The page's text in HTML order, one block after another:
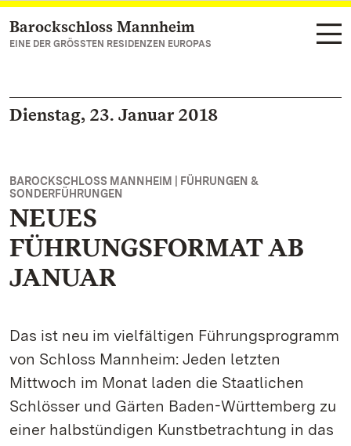
Zum Hauptinhalt springen
Barockschloss Mannheim
EINE DER GRÖSSTEN RESIDENZEN EUROPAS
Dienstag, 23. Januar 2018
BAROCKSCHLOSS MANNHEIM | FÜHRUNGEN &
SONDERFÜHRUNGEN
NEUES
FÜHRUNGSFORMAT AB
JANUAR
Das ist neu im vielfältigen Führungsprogramm
von Schloss Mannheim: Jeden letzten
Mittwoch im Monat laden die Staatlichen
Schlösser und Gärten Baden-Württemberg zu
einer halbstündigen Kunstbetrachtung in das